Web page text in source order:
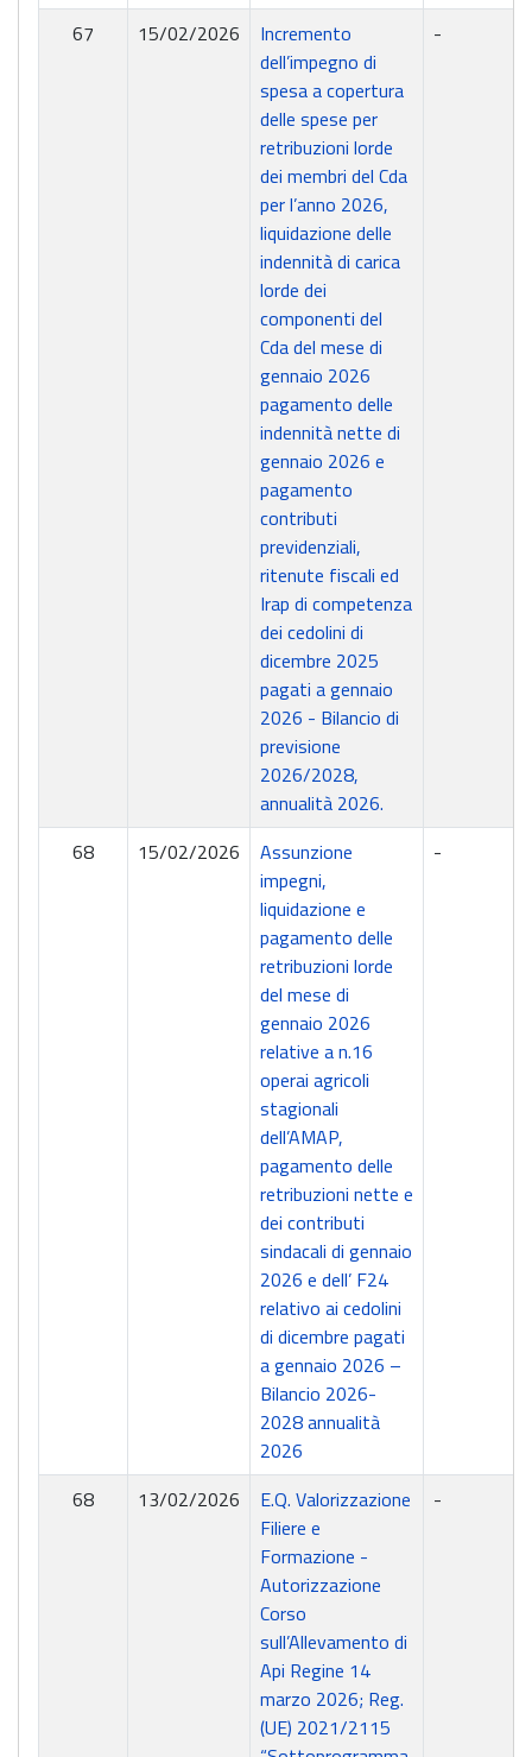
67 15/02/2026
Incremento
dell’impegno di
spesa a copertura
delle spese per
retribuzioni lorde
dei membri del Cda
per l’anno 2026,
liquidazione delle
indennità di carica
lorde dei
componenti del
Cda del mese di
gennaio 2026
pagamento delle
indennità nette di
gennaio 2026 e
pagamento
contributi
previdenziali,
ritenute fiscali ed
Irap di competenza
dei cedolini di
dicembre 2025
pagati a gennaio
2026 - Bilancio di
previsione
2026/2028,
annualità 2026.
-
68 15/02/2026
Assunzione
impegni,
liquidazione e
pagamento delle
retribuzioni lorde
del mese di
gennaio 2026
relative a n.16
operai agricoli
stagionali
dell’AMAP,
pagamento delle
retribuzioni nette e
dei contributi
sindacali di gennaio
2026 e dell’ F24
relativo ai cedolini
di dicembre pagati
a gennaio 2026 –
Bilancio 2026-
2028 annualità
2026
-
68 13/02/2026
E.Q. Valorizzazione
Filiere e
Formazione -
Autorizzazione
Corso
sull’Allevamento di
Api Regine 14
marzo 2026; Reg.
(UE) 2021/2115
-